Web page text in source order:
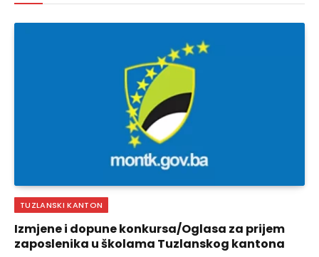
TUZLANSKI KANTON
Izmjene i dopune konkursa/Oglasa za prijem
zaposlenika u školama Tuzlanskog kantona